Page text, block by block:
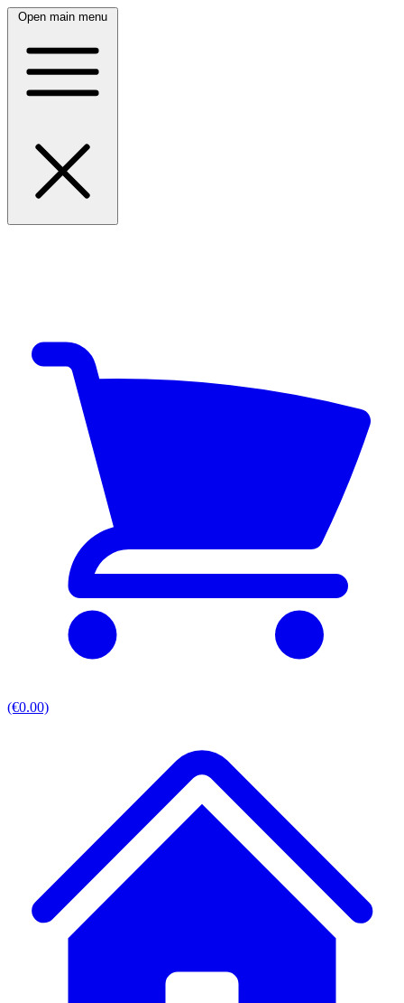
Open main menu
(€0.00)